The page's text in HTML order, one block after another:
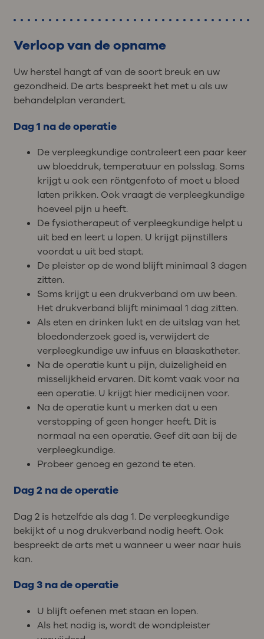
Verloop van de opname
Uw herstel hangt af van de soort breuk en uw
gezondheid. De arts bespreekt het met u als uw
behandelplan verandert.
Dag 1 na de operatie
De verpleegkundige controleert een paar keer
uw bloeddruk, temperatuur en polsslag. Soms
krijgt u ook een röntgenfoto of moet u bloed
laten prikken. Ook vraagt de verpleegkundige
hoeveel pijn u heeft.
De fysiotherapeut of verpleegkundige helpt u
uit bed en leert u lopen. U krijgt pijnstillers
voordat u uit bed stapt.
De pleister op de wond blijft minimaal 3 dagen
zitten.
Soms krijgt u een drukverband om uw been.
Het drukverband blijft minimaal 1 dag zitten.
Als eten en drinken lukt en de uitslag van het
bloedonderzoek goed is, verwijdert de
verpleegkundige uw infuus en blaaskatheter.
Na de operatie kunt u pijn, duizeligheid en
misselijkheid ervaren. Dit komt vaak voor na
een operatie. U krijgt hier medicijnen voor.
Na de operatie kunt u merken dat u een
verstopping of geen honger heeft. Dit is
normaal na een operatie. Geef dit aan bij de
verpleegkundige.
Probeer genoeg en gezond te eten.
Dag 2 na de operatie
Dag 2 is hetzelfde als dag 1. De verpleegkundige
bekijkt of u nog drukverband nodig heeft. Ook
bespreekt de arts met u wanneer u weer naar huis
kan.
Dag 3 na de operatie
U blijft oefenen met staan en lopen.
Als het nodig is, wordt de wondpleister